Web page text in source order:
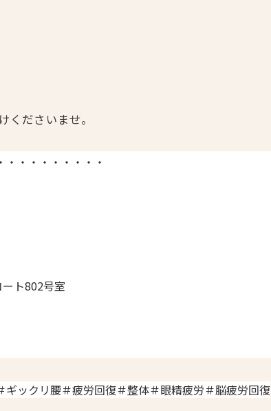
ださいませ。
・・・・・・・・
ト802号室
ックリ腰＃疲労回復＃整体＃眼精疲労＃脳疲労回復